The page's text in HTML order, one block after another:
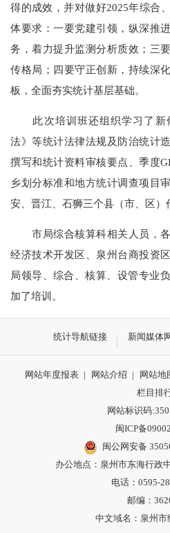
得的成效，并对做好2025年综合
体要求：一要党建引领，纵深推
务，着力提升监测分析质效；三
传格局；四要守正创新，持续深
板，全面夯实统计基层基础。
此次培训班还组织学习了新
法》等统计法律法规及防治统计
撰写和统计资料审核要点 、季度
乡划分标准和地方统计调查项目
安、晋江、石狮三个县（市、区）
市局综合核算科相关人员，
经济技术开发区、 泉州 台商投资
局领导 、 综合、核算、设管专业
加了培训。
统计导航链接 新闻媒体
网站年度报表 | 网站介绍 | 网站地
栏目排
网站标识码
闽ICP备
闽公网安备
办公地点：泉州市东海行政
电话：0595-
邮编：
中文域名：泉州市